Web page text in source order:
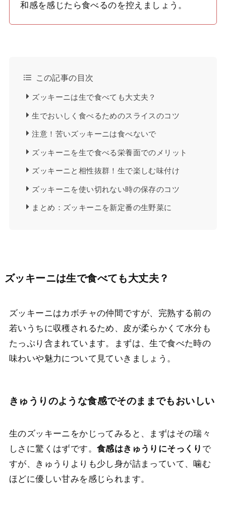
和感を感じたら食べるのを控えましょう。
この記事の目次
ズッキーニは生で食べても大丈夫？
生でおいしく食べるためのスライスのコツ
注意！苦いズッキーニは食べないで
ズッキーニを生で食べる栄養面でのメリット
ズッキーニと相性抜群！生で楽しむ味付け
ズッキーニを使い切れない時の保存のコツ
まとめ：ズッキーニを新定番の生野菜に
ズッキーニは生で食べても大丈夫？
ズッキーニはカボチャの仲間ですが、完熟する前の
若いうちに収穫されるため、皮が柔らかくて水分も
たっぷり含まれています。まずは、生で食べた時の
味わいや魅力について見ていきましょう。
きゅうりのような食感でそのままでもおいしい
生のズッキーニをかじってみると、まずはその瑞々
しさに驚くはずです。 食感はきゅうりにそっくり で
すが、きゅうりよりも少し身が詰まっていて、噛む
ほどに優しい甘みを感じられます。